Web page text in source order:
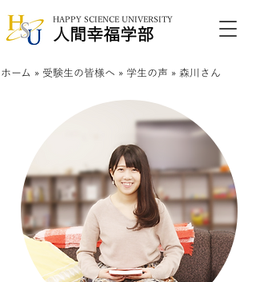
HAPPY SCIENCE UNIVERSITY
​人間幸福学部
ホーム » 受験生の皆様へ » 学生の声 » 森川さん